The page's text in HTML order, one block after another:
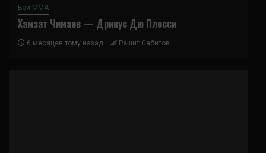
Бои ММА
Хамзат Чимаев — Дрикус Дю Плесси
6 месяцев тому назад Решит Сабитов